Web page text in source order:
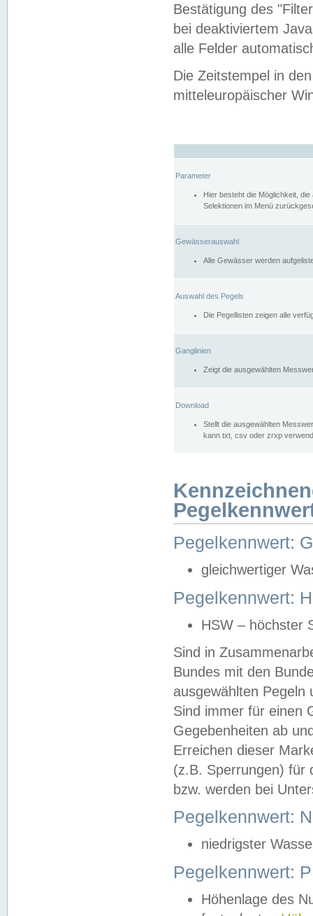
Bestätigung des
bei deaktiviertem
alle Felder
Die Zeitstempel in
mitteleuropäischer
Parameter
Hier besteht die Möglichkeit,
Selektionen im Menü
Gewässerauswahl
Alle Gewässer werden
Auswahl des Pegels
Die Pegellisten zeigen alle
Ganglinien
Zeigt die ausgewählten
Download
Stellt die ausgewählten
kann txt, csv oder zrxp
Pegelkennwert:
gleichwertiger
Pegelkennwert:
HSW – höchster
Sind in
Bundes mit den
ausgewählten
Sind immer für einen
Gegebenheiten ab
Erreichen dieser
(z.B. Sperrungen) für
bzw. werden bei
Pegelkennwert:
niedrigster
Pegelkennwert:
Höhenlage des